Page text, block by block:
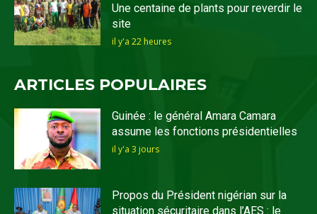
Une centaine de plants pour reverdir le
site
il y'a 22 heures
ARTICLES POPULAIRES
Guinée : le général Amara Camara
assume les fonctions présidentielles
il y'a 3 jours
Propos du Président nigérian sur la
situation sécuritaire dans l’AES : le